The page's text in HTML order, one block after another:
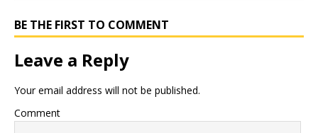
BE THE FIRST TO COMMENT
Leave a Reply
Your email address will not be published.
Comment